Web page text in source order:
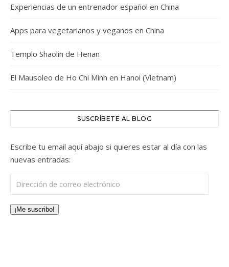
Experiencias de un entrenador español en China
Apps para vegetarianos y veganos en China
Templo Shaolin de Henan
El Mausoleo de Ho Chi Minh en Hanoi (Vietnam)
SUSCRÍBETE AL BLOG
Escribe tu email aquí abajo si quieres estar al día con las
nuevas entradas:
Dirección de correo electrónico
¡Me suscribo!